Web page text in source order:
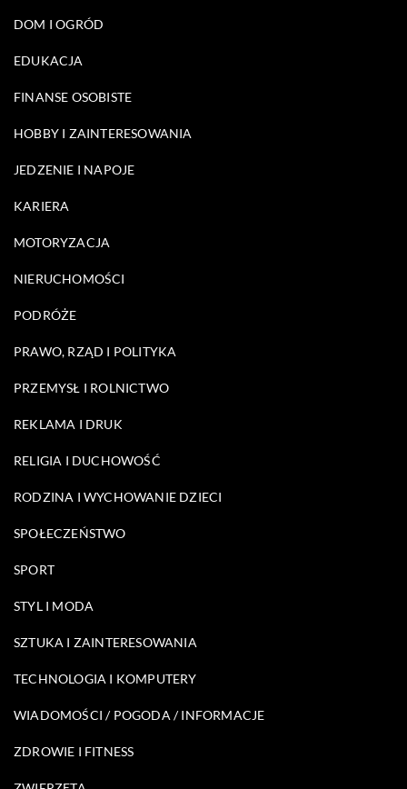
DOM I OGRÓD
EDUKACJA
FINANSE OSOBISTE
HOBBY I ZAINTERESOWANIA
JEDZENIE I NAPOJE
KARIERA
MOTORYZACJA
NIERUCHOMOŚCI
PODRÓŻE
PRAWO, RZĄD I POLITYKA
PRZEMYSŁ I ROLNICTWO
REKLAMA I DRUK
RELIGIA I DUCHOWOŚĆ
RODZINA I WYCHOWANIE DZIECI
SPOŁECZEŃSTWO
SPORT
STYL I MODA
SZTUKA I ZAINTERESOWANIA
TECHNOLOGIA I KOMPUTERY
WIADOMOŚCI / POGODA / INFORMACJE
ZDROWIE I FITNESS